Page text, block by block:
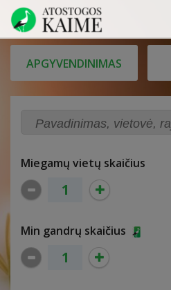
APGYVENDINIMAS
Miegamų vietų skaičius
Min gandrų skaičius